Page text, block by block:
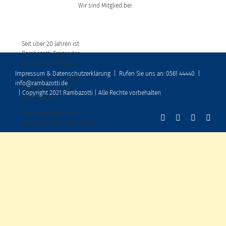
Wir sind Mitglied bei:
Seit über 20 Jahren ist
Rambazotti Träger des
DZI Spenden-Siegels
Wir sind frei finanziert
und freuen uns über
jede Spende!
Unser Spendenkonto:
DE86 5205 0353 0001 2345 61
Impressum & Datenschutzerklärung Rufen Sie uns an: 0561 44440
info@rambazotti.de
| Copyright 2021 Rambazotti | Alle Rechte vorbehalten